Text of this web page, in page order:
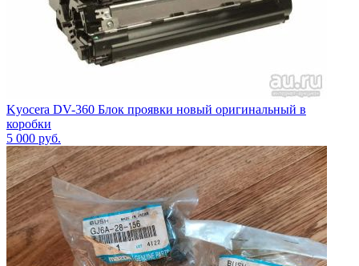
Kyocera DV-360 Блок проявки новый оригинальный в
коробки
5 000 руб.